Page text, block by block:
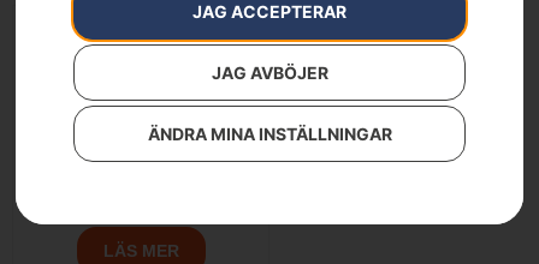
JAG ACCEPTERAR
JAG AVBÖJER
ÄNDRA MINA INSTÄLLNINGAR
LÄS MER